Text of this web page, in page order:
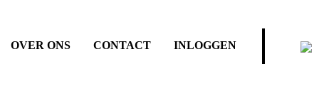
OVER ONS CONTACT INLOGGEN